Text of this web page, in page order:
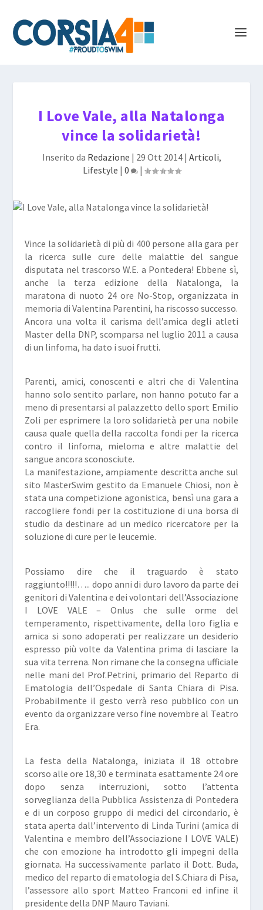
I Love Vale, alla Natalonga
vince la solidarietà!
Inserito da Redazione | 29 Ott 2014| Articoli,
Lifestyle | 0 |
Vince la solidarietà di più di 400 persone alla gara per
la ricerca sulle cure delle malattie del sangue
disputata nel trascorso W.E. a Pontedera! Ebbene sì,
anche la terza edizione della Natalonga, la
maratona di nuoto 24 ore No-Stop, organizzata in
memoria di Valentina Parentini, ha riscosso successo.
Ancora una volta il carisma dell’amica degli atleti
Master della DNP, scomparsa nel luglio 2011 a causa
di un linfoma, ha dato i suoi frutti.
Parenti, amici, conoscenti e altri che di Valentina
hanno solo sentito parlare, non hanno potuto far a
meno di presentarsi al palazzetto dello sport Emilio
Zoli per esprimere la loro solidarietà per una nobile
causa quale quella della raccolta fondi per la ricerca
contro il linfoma, mieloma e altre malattie del
sangue ancora sconosciute.
La manifestazione, ampiamente descritta anche sul
sito MasterSwim gestito da Emanuele Chiosi, non è
stata una competizione agonistica, bensì una gara a
raccogliere fondi per la costituzione di una borsa di
studio da destinare ad un medico ricercatore per la
soluzione di cure per le leucemie.
Possiamo dire che il traguardo è stato
raggiunto!!!!!….. dopo anni di duro lavoro da parte dei
genitori di Valentina e dei volontari dell’Associazione
I LOVE VALE – Onlus che sulle orme del
temperamento, rispettivamente, della loro figlia e
amica si sono adoperati per realizzare un desiderio
espresso più volte da Valentina prima di lasciare la
sua vita terrena. Non rimane che la consegna ufficiale
nelle mani del Prof.Petrini, primario del Reparto di
Ematologia dell’Ospedale di Santa Chiara di Pisa.
Probabilmente il gesto verrà reso pubblico con un
evento da organizzare verso fine novembre al Teatro
Era.
La festa della Natalonga, iniziata il 18 ottobre
scorso alle ore 18,30 e terminata esattamente 24 ore
dopo senza interruzioni, sotto l’attenta
sorveglianza della Pubblica Assistenza di Pontedera
e di un corposo gruppo di medici del circondario, è
stata aperta dall’intervento di Linda Turini (amica di
Valentina e membro dell’Associazione I LOVE VALE)
che con emozione ha introdotto gli impegni della
giornata. Ha successivamente parlato il Dott. Buda,
medico del reparto di ematologia del S.Chiara di Pisa,
l’assessore allo sport Matteo Franconi ed infine il
presidente della DNP Mauro Taviani.